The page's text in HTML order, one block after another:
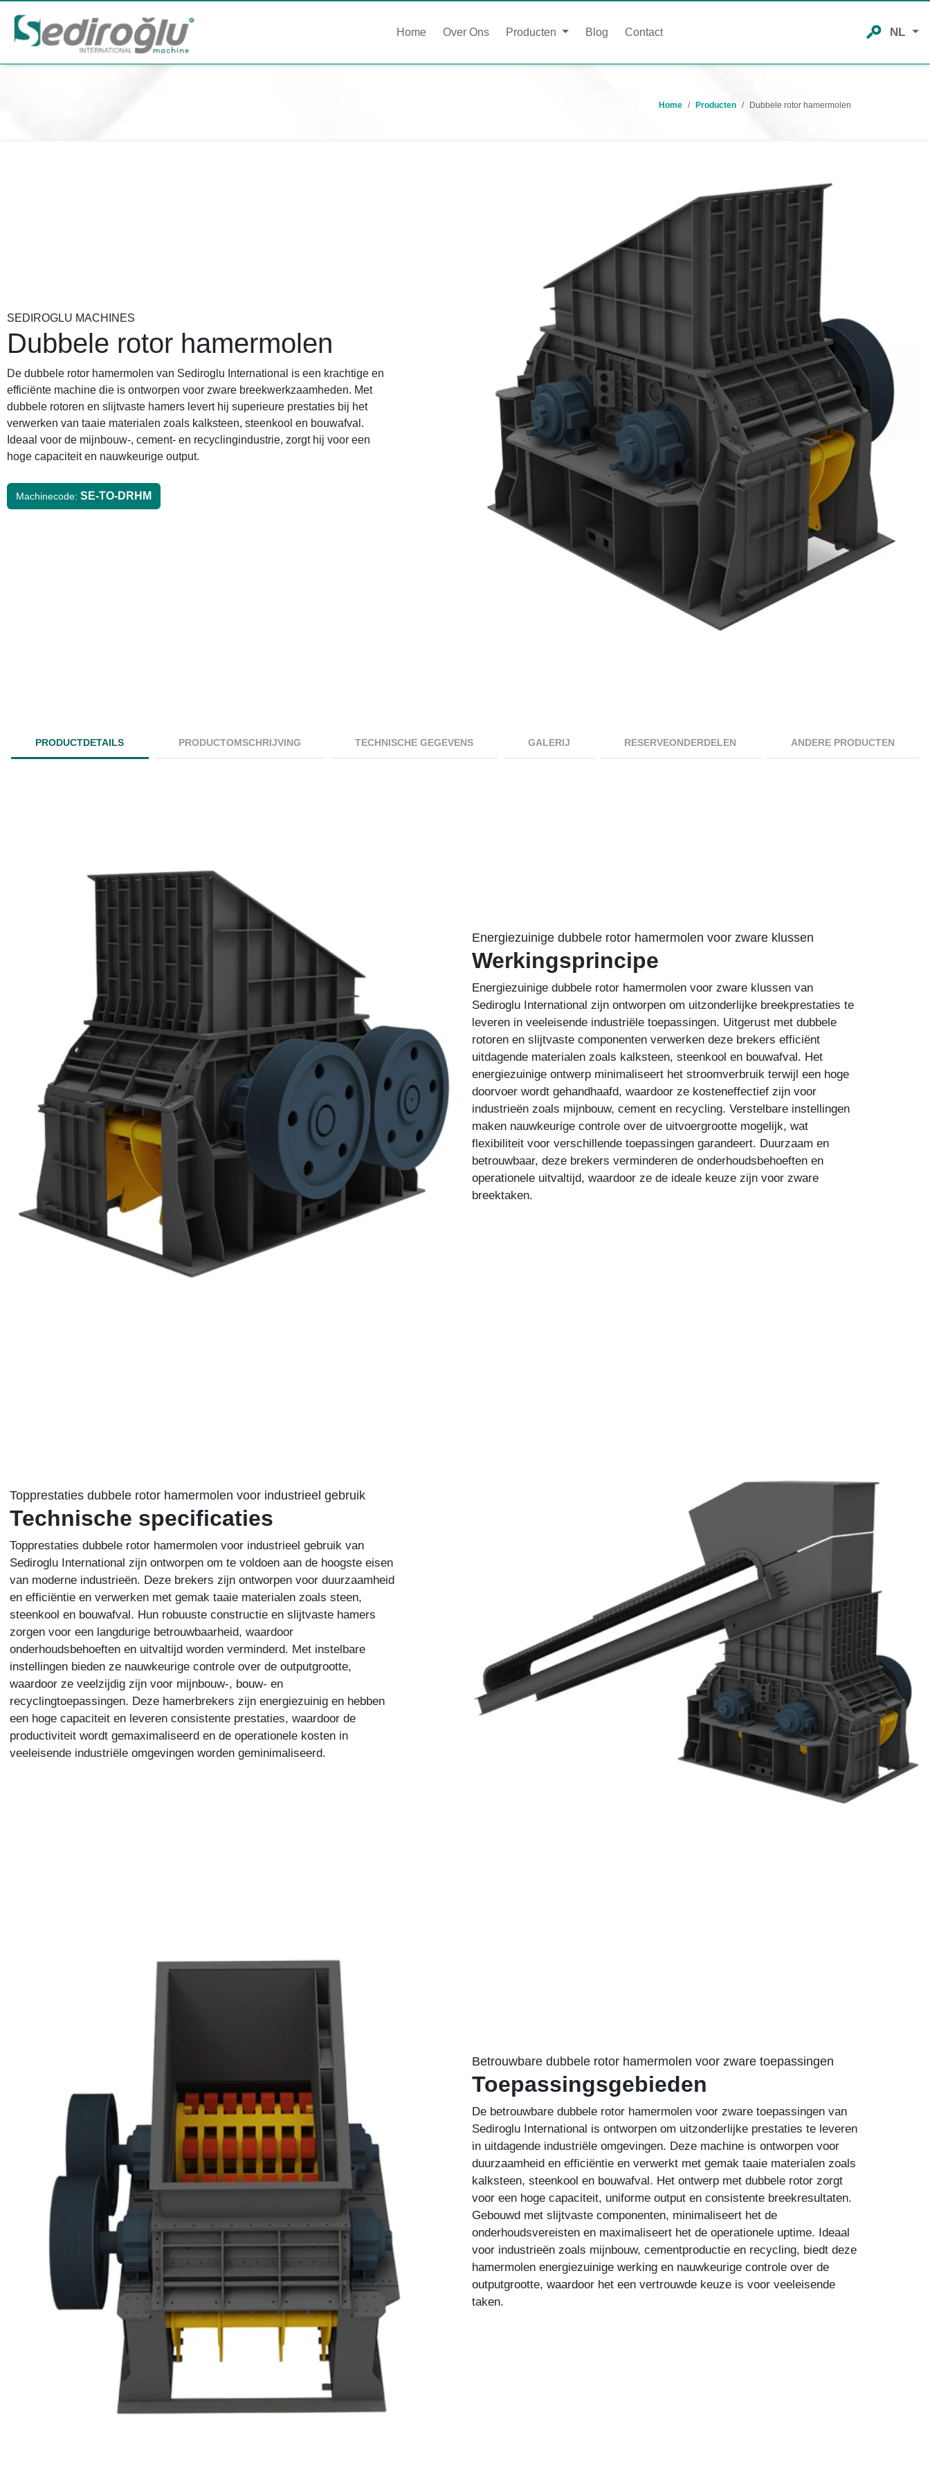
Home Over Ons Producten Blog Contact NL
Home Producten Dubbele rotor hamermolen
SEDIROGLU MACHINES
Dubbele rotor hamermolen
De dubbele rotor hamermolen van Sediroglu International is een krachtige en
efficiënte machine die is ontworpen voor zware breekwerkzaamheden. Met
dubbele rotoren en slijtvaste hamers levert hij superieure prestaties bij het
verwerken van taaie materialen zoals kalksteen, steenkool en bouwafval.
Ideaal voor de mijnbouw-, cement- en recyclingindustrie, zorgt hij voor een
hoge capaciteit en nauwkeurige output.
Machinecode: SE-TO-DRHM
PRODUCTDETAILS PRODUCTOMSCHRIJVING TECHNISCHE GEGEVENS GALERIJ RESERVEONDERDELEN ANDERE PRODUCTEN
Energiezuinige dubbele rotor hamermolen voor zware klussen
Werkingsprincipe
Energiezuinige dubbele rotor hamermolen voor zware klussen van
Sediroglu International zijn ontworpen om uitzonderlijke breekprestaties te
leveren in veeleisende industriële toepassingen. Uitgerust met dubbele
rotoren en slijtvaste componenten verwerken deze brekers efficiënt
uitdagende materialen zoals kalksteen, steenkool en bouwafval. Het
energiezuinige ontwerp minimaliseert het stroomverbruik terwijl een hoge
doorvoer wordt gehandhaafd, waardoor ze kosteneffectief zijn voor
industrieën zoals mijnbouw, cement en recycling. Verstelbare instellingen
maken nauwkeurige controle over de uitvoergrootte mogelijk, wat
flexibiliteit voor verschillende toepassingen garandeert. Duurzaam en
betrouwbaar, deze brekers verminderen de onderhoudsbehoeften en
operationele uitvaltijd, waardoor ze de ideale keuze zijn voor zware
breektaken.
Topprestaties dubbele rotor hamermolen voor industrieel gebruik
Technische specificaties
Topprestaties dubbele rotor hamermolen voor industrieel gebruik van
Sediroglu International zijn ontworpen om te voldoen aan de hoogste eisen
van moderne industrieën. Deze brekers zijn ontworpen voor duurzaamheid
en efficiëntie en verwerken met gemak taaie materialen zoals steen,
steenkool en bouwafval. Hun robuuste constructie en slijtvaste hamers
zorgen voor een langdurige betrouwbaarheid, waardoor
onderhoudsbehoeften en uitvaltijd worden verminderd. Met instelbare
instellingen bieden ze nauwkeurige controle over de outputgrootte,
waardoor ze veelzijdig zijn voor mijnbouw-, bouw- en
recyclingtoepassingen. Deze hamerbrekers zijn energiezuinig en hebben
een hoge capaciteit en leveren consistente prestaties, waardoor de
productiviteit wordt gemaximaliseerd en de operationele kosten in
veeleisende industriële omgevingen worden geminimaliseerd.
Betrouwbare dubbele rotor hamermolen voor zware toepassingen
Toepassingsgebieden
De betrouwbare dubbele rotor hamermolen voor zware toepassingen van
Sediroglu International is ontworpen om uitzonderlijke prestaties te leveren
in uitdagende industriële omgevingen. Deze machine is ontworpen voor
duurzaamheid en efficiëntie en verwerkt met gemak taaie materialen zoals
kalksteen, steenkool en bouwafval. Het ontwerp met dubbele rotor zorgt
voor een hoge capaciteit, uniforme output en consistente breekresultaten.
Gebouwd met slijtvaste componenten, minimaliseert het de
onderhoudsvereisten en maximaliseert het de operationele uptime. Ideaal
voor industrieën zoals mijnbouw, cementproductie en recycling, biedt deze
hamermolen energiezuinige werking en nauwkeurige controle over de
outputgrootte, waardoor het een vertrouwde keuze is voor veeleisende
taken.